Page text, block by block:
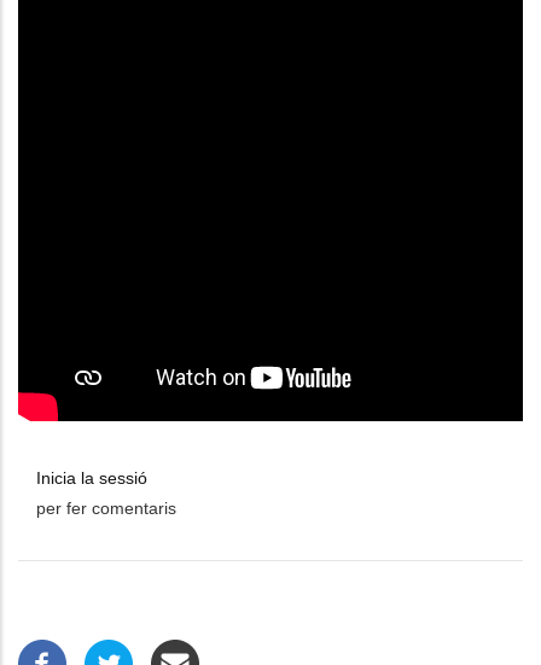
Inicia la sessió
per fer comentaris